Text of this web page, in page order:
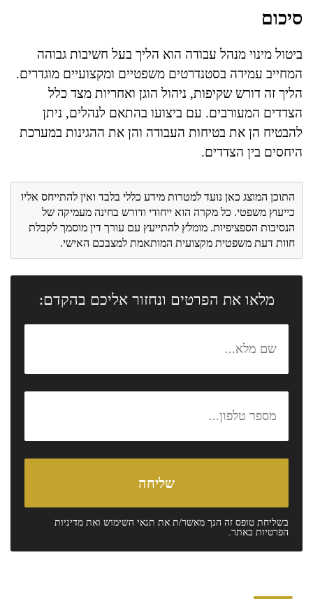
סיכום
ביטול מינוי מנהל עבודה הוא הליך בעל חשיבות גבוהה
המחייב עמידה בסטנדרטים משפטיים ומקצועיים מוגדרים.
הליך זה דורש שקיפות, ניהול הוגן ואחריות מצד כלל
הצדדים המעורבים. עם ביצועו בהתאם לנהלים, ניתן
להבטיח הן את בטיחות העבודה והן את ההגינות במערכת
היחסים בין הצדדים.
התוכן המוצג כאן נועד למטרות מידע כללי בלבד ואין להתייחס אליו
כייעוץ משפטי. כל מקרה הוא ייחודי ודורש בחינה מעמיקה של
הנסיבות הספציפיות. מומלץ להתייעץ עם עורך דין מוסמך לקבלת
חוות דעת משפטית מקצועית המותאמת למצבכם האישי.
מלאו את הפרטים ונחזור אליכם בהקדם:
בשליחת טופס זה הנך מאשר/ת את תנאי השימוש ואת מדיניות
הפרטיות באתר.